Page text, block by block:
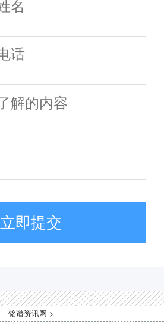
立即提交
铭谱资讯网 >